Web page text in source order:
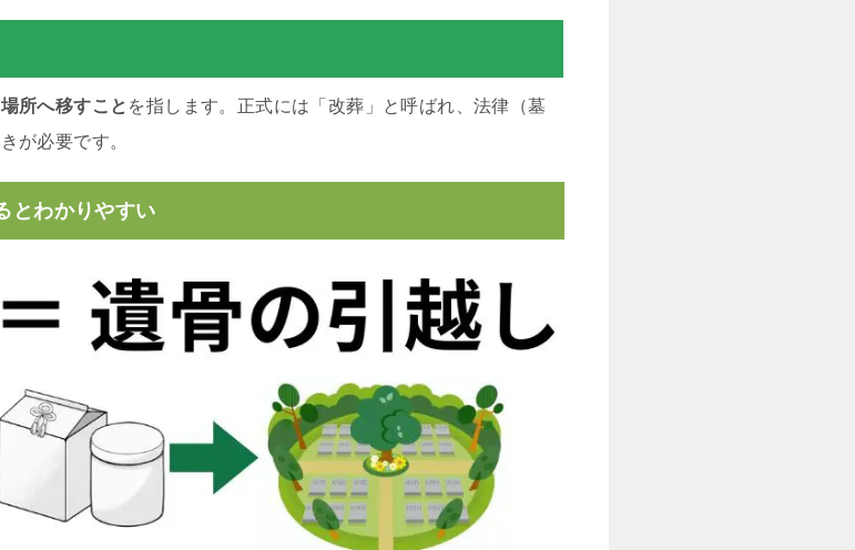
所へ移すこと を指します。正式には「改葬」と呼ばれ、法律（墓
が必要です。
とわかりやすい